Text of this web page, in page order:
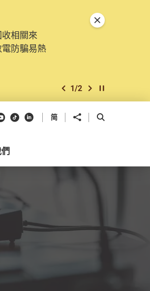
相關來
防騙易熱
上一個
1/2 下一個開始/暫停幻燈
關閉特別通告
Youtube
抖音領英 简 分享到 開啟搜尋框